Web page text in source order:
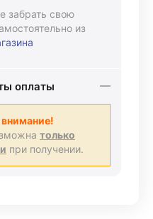
забрать свою
из
оплаты
только
при получении.